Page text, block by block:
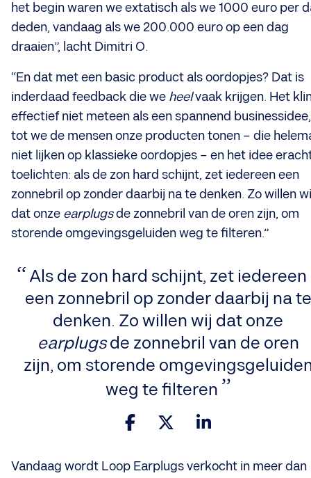
het begin waren we extatisch als we 1000 euro per
deden, vandaag als we 200.000 euro op een dag
draaien”, lacht Dimitri O.
“En dat met een basic product als oordopjes? Dat is
inderdaad feedback die we heelvaak krijgen. Het
effectief niet meteen als een spannend businessidee,
tot we de mensen onze producten tonen – die
niet lijken op klassieke oordopjes – en het idee
toelichten: als de zon hard schijnt, zet iedereen een
zonnebril op zonder daarbij na te denken. Zo willen
dat onze earplugsde zonnebril van de oren zijn, om
storende omgevingsgeluiden weg te filteren.”
Als de zon hard schijnt, zet iedereen
een zonnebril op zonder daarbij na te
denken. Zo willen wij dat onze
earplugsde zonnebril van de oren
zijn, om storende
weg te filteren
Vandaag wordt Loop Earplugs verkocht in meer dan